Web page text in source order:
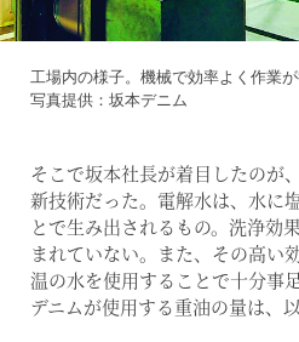
工場内の様子。機械で効率よく作業が
写真提供：坂本デニム
そこで坂本社長が着目したのが
新技術だった。電解水は、水に
とで生み出されるもの。洗浄効
まれていない。また、その高い
温の水を使用することで十分事
デニムが使用する重油の量は、